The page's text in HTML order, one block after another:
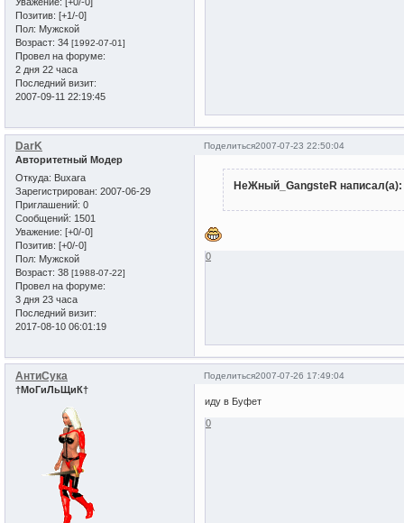
Уважение: [+0/-0]
Позитив: [+1/-0]
Пол: Мужской
Возраст: 34 [1992-07-01]
Провел на форуме:
2 дня 22 часа
Последний визит:
2007-09-11 22:19:45
Поделиться2007-07-23 22:50:04
DarK
Авторитетный Модер
Откуда: Buxara
Зарегистрирован: 2007-06-29
Приглашений: 0
Сообщений: 1501
Уважение: [+0/-0]
Позитив: [+0/-0]
Пол: Мужской
Возраст: 38 [1988-07-22]
Провел на форуме:
3 дня 23 часа
Последний визит:
2017-08-10 06:01:19
НеЖный_GangsteR написал(а):
0
Поделиться2007-07-26 17:49:04
АнтиСука
†МоГиЛьЩиК†
иду в Буфет
0